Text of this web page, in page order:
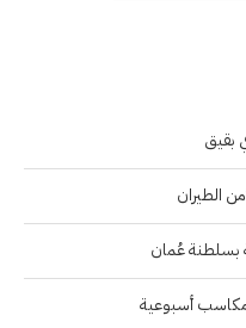
بقيق
الطيران
بسلطنة عُمان
مكاسب أسبوعية